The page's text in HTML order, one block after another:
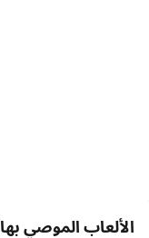
الألعاب الموصي بها